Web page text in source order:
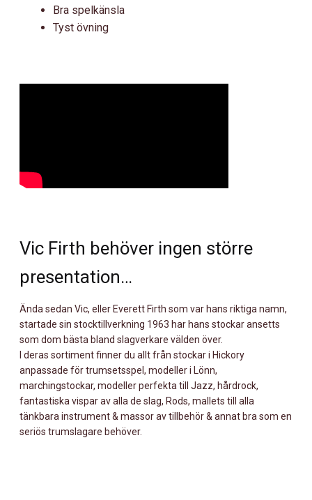
Bra spelkänsla
Tyst övning
Vic Firth behöver ingen större
presentation…
Ända sedan Vic, eller Everett Firth som var hans riktiga namn,
startade sin stocktillverkning 1963 har hans stockar ansetts
som dom bästa bland slagverkare välden över.
I deras sortiment finner du allt från stockar i Hickory
anpassade för trumsetsspel, modeller i Lönn,
marchingstockar, modeller perfekta till Jazz, hårdrock,
fantastiska vispar av alla de slag, Rods, mallets till alla
tänkbara instrument & massor av tillbehör & annat bra som en
seriös trumslagare behöver.